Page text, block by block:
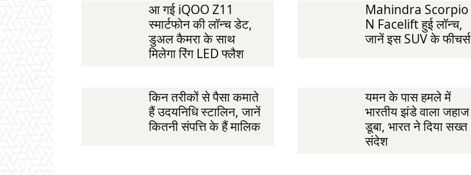
आ गई iQOO Z11
स्मार्टफोन की लॉन्च डेट,
डुअल कैमरा के साथ
मिलेगा रिंग LED फ्लैश
Mahindra Scorpio
N Facelift हुई लॉन्‍च,
जानें इस SUV के फीचर्स
किन तरीकों से पैसा कमाते
हैं उदयनिधि स्टालिन, जानें
कितनी संपत्ति के हैं मालिक
यमन के पास हमले में
भारतीय झंडे वाला जहाज
डूबा, भारत ने दिया सख्त
संदेश